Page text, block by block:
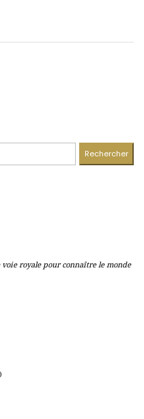
royale pour connaître le monde